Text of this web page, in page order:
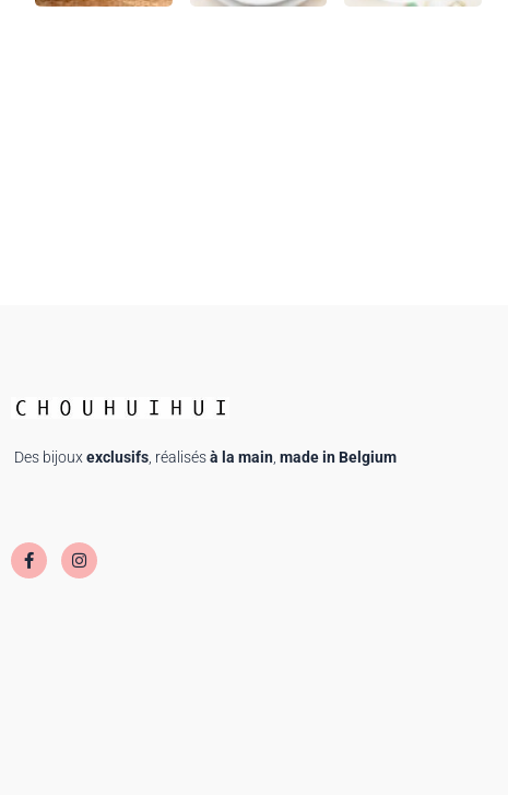
Des bijouxexclusifs, réalisésà la main, made in Belgium
a
c
e
n
s
t